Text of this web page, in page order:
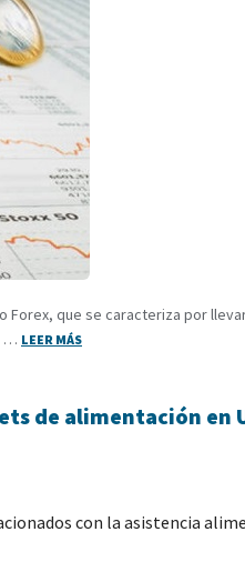
que se caracteriza por
… LEER MÁS
de alimentación en
con la asistencia